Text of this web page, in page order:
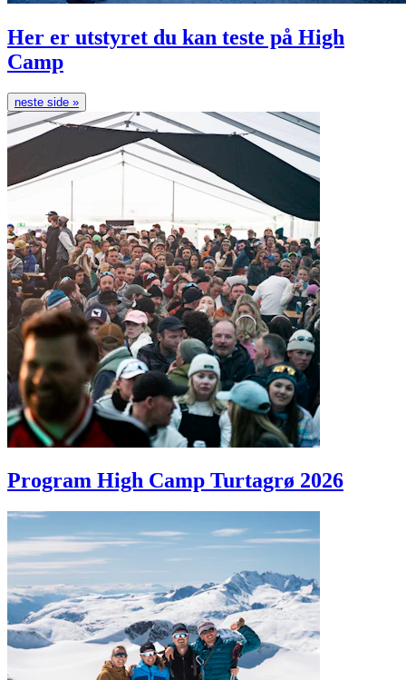
Her er utstyret du kan teste på High
Camp
neste side »
Program High Camp Turtagrø 2026